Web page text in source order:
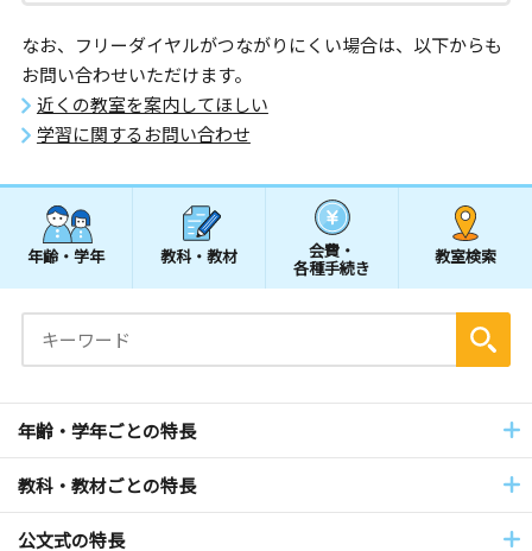
なお、フリーダイヤルがつながりにくい場合は、以下からも
お問い合わせいただけます。
近くの教室を案内してほしい
学習に関するお問い合わせ
年齢・学年 教科・教材 会費・
各種手続き
教室検索
年齢・学年ごとの特長
教科・教材ごとの特長
公文式の特長